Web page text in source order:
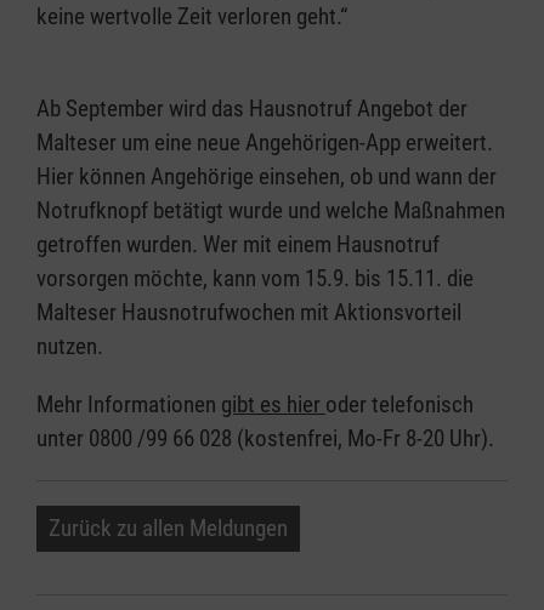
keine wertvolle Zeit verloren geht.“
Ab September wird das Hausnotruf Angebot der
Malteser um eine neue Angehörigen-App erweitert.
Hier können Angehörige einsehen, ob und wann der
Notrufknopf betätigt wurde und welche Maßnahmen
getroffen wurden. Wer mit einem Hausnotruf
vorsorgen möchte, kann vom 15.9. bis 15.11. die
Malteser Hausnotrufwochen mit Aktionsvorteil
nutzen.
Mehr Informationen gibt es hier oder telefonisch
unter 0800 /99 66 028 (kostenfrei, Mo-Fr 8-20 Uhr).
Zurück zu allen Meldungen